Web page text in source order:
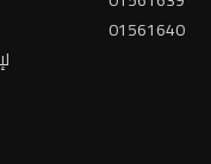
01561640